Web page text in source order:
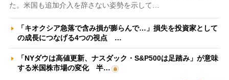
た。米国も追加介入を辞さない姿勢を示して…
「キオクシア急落で含み損が膨らんで…」損失を投資家として
の成長につなげる4つの視点 …
「NYダウは高値更新、ナスダック・S&P500は足踏み」が意味
する米国株市場の変化 半…